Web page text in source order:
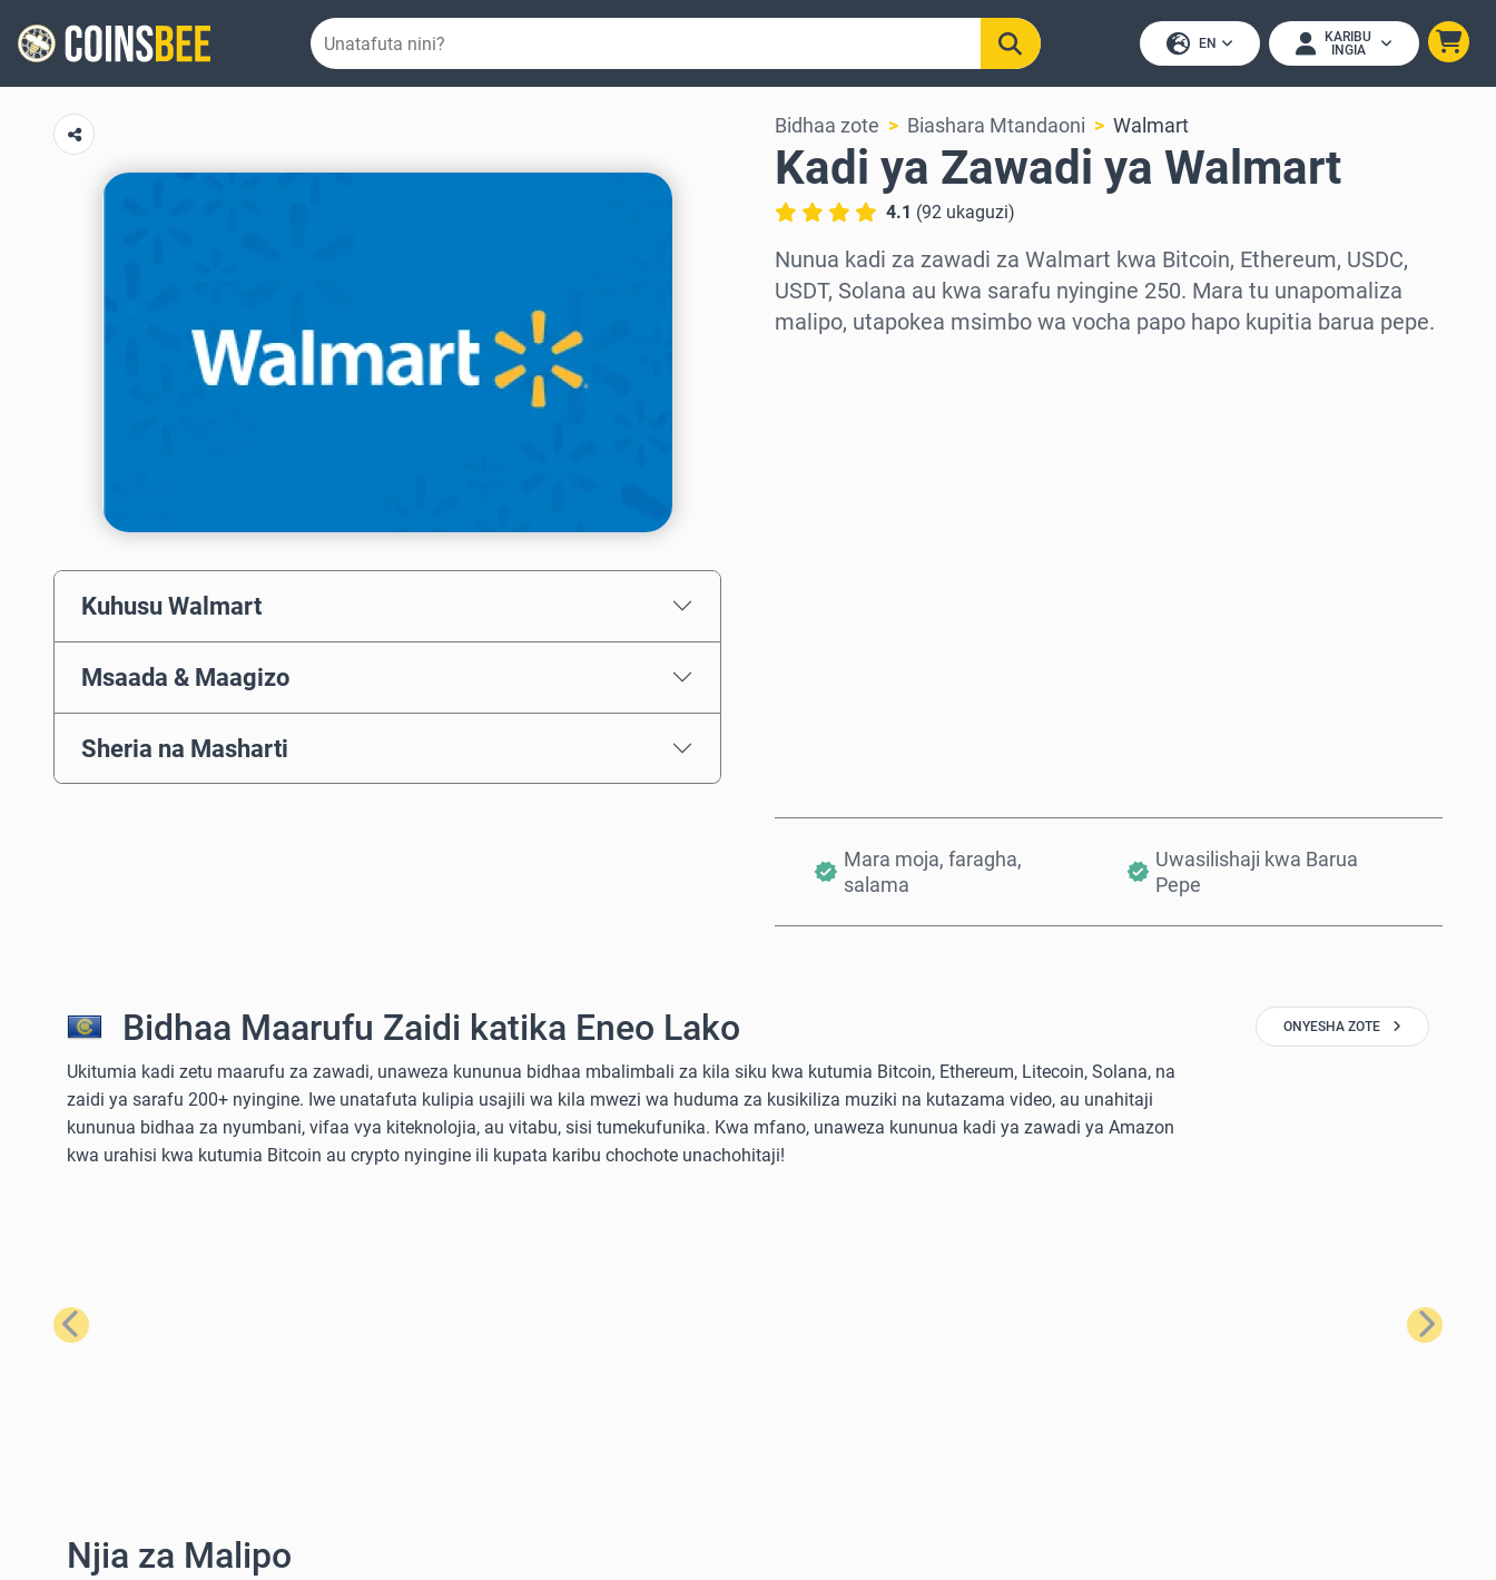
EN
KARIBU
INGIA
Kuhusu Walmart
Msaada & Maagizo
Sheria na Masharti
Bidhaa zote Biashara Mtandaoni Walmart
Kadi ya Zawadi ya Walmart
4.1 (92 ukaguzi)
Nunua kadi za zawadi za Walmart kwa Bitcoin, Ethereum, USDC,
USDT, Solana au kwa sarafu nyingine 250. Mara tu unapomaliza
malipo, utapokea msimbo wa vocha papo hapo kupitia barua pepe.
Mara moja, faragha,
salama
Uwasilishaji kwa Barua
Pepe
Bidhaa Maarufu Zaidi katika Eneo Lako
Ukitumia kadi zetu maarufu za zawadi, unaweza kununua bidhaa mbalimbali za kila siku kwa kutumia Bitcoin, Ethereum, Litecoin, Solana, na
zaidi ya sarafu 200+ nyingine. Iwe unatafuta kulipia usajili wa kila mwezi wa huduma za kusikiliza muziki na kutazama video, au unahitaji
kununua bidhaa za nyumbani, vifaa vya kiteknolojia, au vitabu, sisi tumekufunika. Kwa mfano, unaweza kununua kadi ya zawadi ya Amazon
kwa urahisi kwa kutumia Bitcoin au crypto nyingine ili kupata karibu chochote unachohitaji!
ONYESHA ZOTE
Iliyopita Ifuatayo
Njia za Malipo